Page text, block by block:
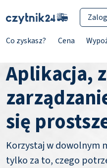
Co zyskasz? Cena
Aplikacja,
się
Korzystaj w dowolnym
tylko za to, czego